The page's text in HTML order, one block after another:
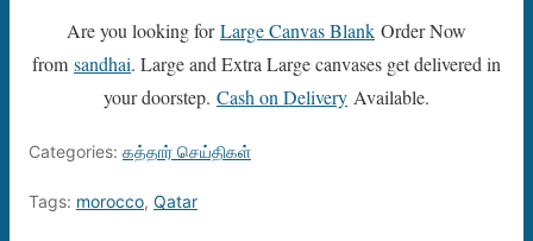
Are you looking forLarge Canvas Blank Order Now
from sandhai. Large and Extra Large canvases get delivered in
your doorstep. Cash on Delivery Available.
Categories: கத்தார் செய்திகள்
Tags: morocco, Qatar